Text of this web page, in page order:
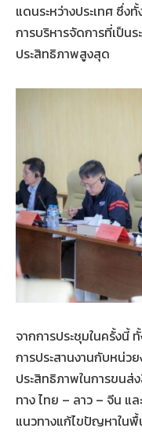
แดนระหว่างประเทศ ซึ่ง
การบริหารจัดการที่เป็น
ประสิทธิภาพสูงสุด
จากการประชุมในครั้งนี้
การประสานงานกับหน่ว
ประสิทธิภาพในการขนส่
ทาง ไทย – ลาว – จีน แ
แนวทางแก้ไขปัญหาใน